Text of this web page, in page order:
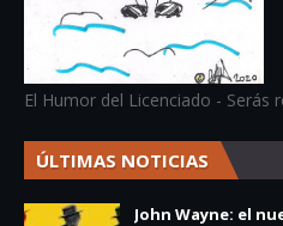
El Humor del Licenciado - Serás
ÚLTIMAS NOTICIAS
John Wayne: el